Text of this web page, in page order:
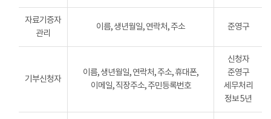
자료기증자
관리
이름, 생년월일, 연락처, 주소 준영구
기부신청자
이름, 생년월일, 연락처, 주소, 휴대폰,
이메일, 직장주소, 주민등록번호
신청자
준영구
세무처리
정보 5년